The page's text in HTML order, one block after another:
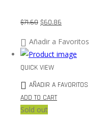
$71.60 $60.86
Añadir a Favoritos
QUICK VIEW
AÑADIR A FAVORITOS
ADD TO CART
Sold out